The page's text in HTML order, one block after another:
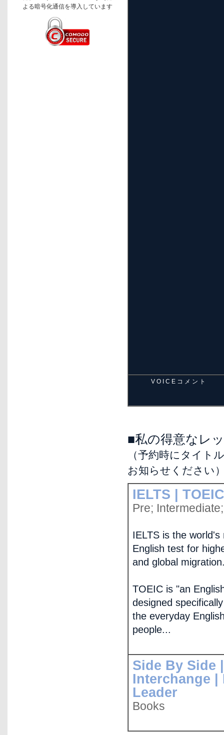
よる暗号化通信を導入しています
V O I C E コ メ ン ト
■私の得意なレ
（予約時にタイト
お知らせください
IELTS |
Pre;
IELTS is the world's
English test for
and global
TOEIC is "an
designed
the everyday
people...
Side By Side |
Interchange |
Leader
Books